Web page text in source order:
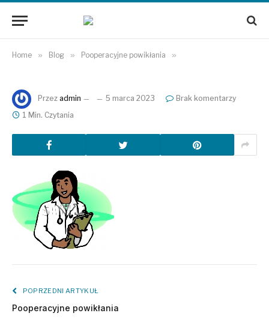
Home » Blog » Pooperacyjne powikłania »
Przez admin 5 marca 2023
Brak komentarzy
1 Min. Czytania
POPRZEDNI ARTYKUŁ
Pooperacyjne powikłania